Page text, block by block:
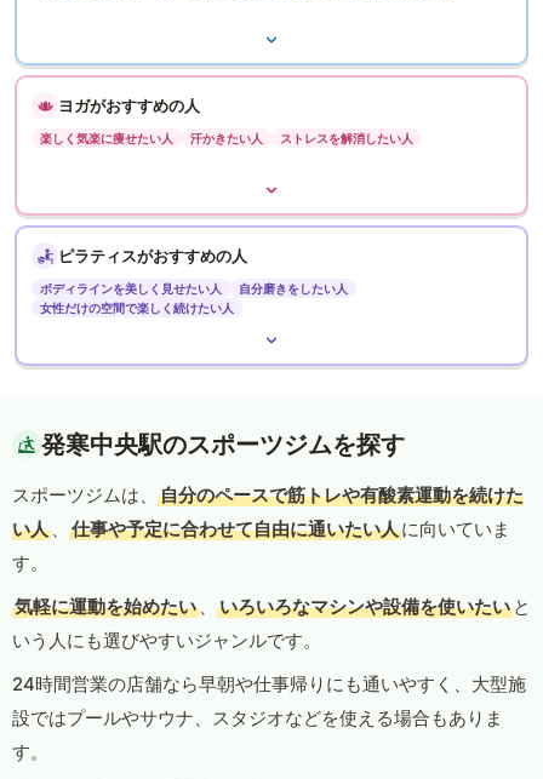
ヨガがおすすめの人
楽しく気楽に痩せたい人 汗かきたい人 ストレスを解消したい人
ピラティスがおすすめの人
ボディラインを美しく見せたい人
自分磨きをしたい人
女性だけの空間で楽しく続けたい人
発寒中央駅のスポーツジムを探す
スポーツジムは、
自分のペースで筋トレや有酸素運動を続けた
い人 、 仕事や予定に合わせて自由に通いたい人に向いていま
す。
気軽に運動を始めたい 、 いろいろなマシンや設備を使いたい と
いう人にも選びやすいジャンルです。
24時間営業の店舗なら早朝や仕事帰りにも通いやすく、大型施
設ではプールやサウナ、スタジオなどを使える場合もありま
す。